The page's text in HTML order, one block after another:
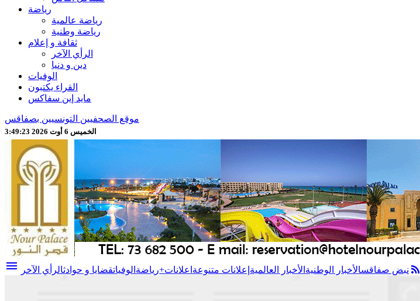
رياضة
رياضة عالمية
رياضة وطنية
ثقافة و إعلام
الرأي الآخر
دين و دنيا
الوفيات
القراء يكتبون
مايد إين سفاكس
موقع الصحفيين التونسيين بصفاقس
الخميس 6 أوت 2026 3:49:25
menu نبض صفاقسالأخبار الوطنية الأخبار العالمية إعلانات متنوعة اعلانات+رياضة الوفياتقضايا و حوادثالرأي الآخر